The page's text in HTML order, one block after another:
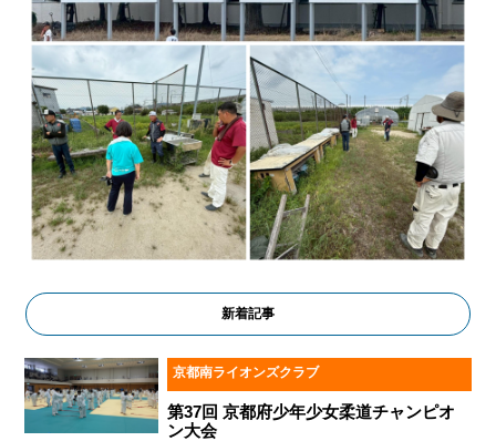
新着記事
京都南ライオンズクラブ
第37回 京都府少年少女柔道チャンピオ
ン大会